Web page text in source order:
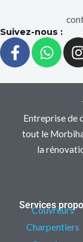
Suivez-nous :
F
a
e
o
W
h
t
a
p
p
I
t
r
Entreprise de
tout le
la
Services
Couvreurs
Charpentiers